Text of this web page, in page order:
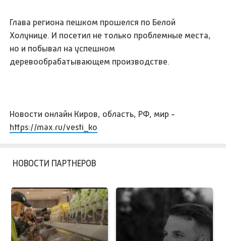
Глава региона пешком прошелся по Белой
Холунице. И посетил не только проблемные места,
но и побывал на успешном
деревообрабатывающем производстве.
Новости онлайн Киров, область, РФ, мир -
https://max.ru/vesti_ko
НОВОСТИ ПАРТНЕРОВ